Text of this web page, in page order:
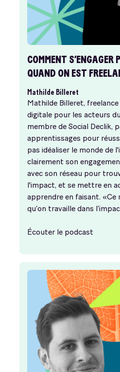
COMMENT S’ENGAGER
QUAND ON EST
Mathilde Billeret
Mathilde Billeret,
digitale pour les acteurs
membre de Social Declik,
apprentissages pour
pas idéaliser le monde de
clairement son
avec son réseau pour
l'impact, et se mettre en
apprendre en faisant. «Ce
qu’on travaille dans
Écouter le podcast